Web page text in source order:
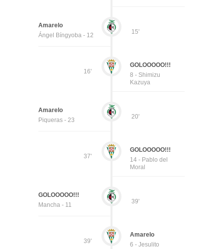
15'
Amarelo
Ángel Bíngyoba - 12
16'
GOLOOOOO!!!
8 - Shimizu
Kazuya
20'
Amarelo
Piqueras - 23
37'
GOLOOOOO!!!
14 - Pablo del
Moral
39'
GOLOOOOO!!!
Mancha - 11
39'
Amarelo
6 - Jesulito